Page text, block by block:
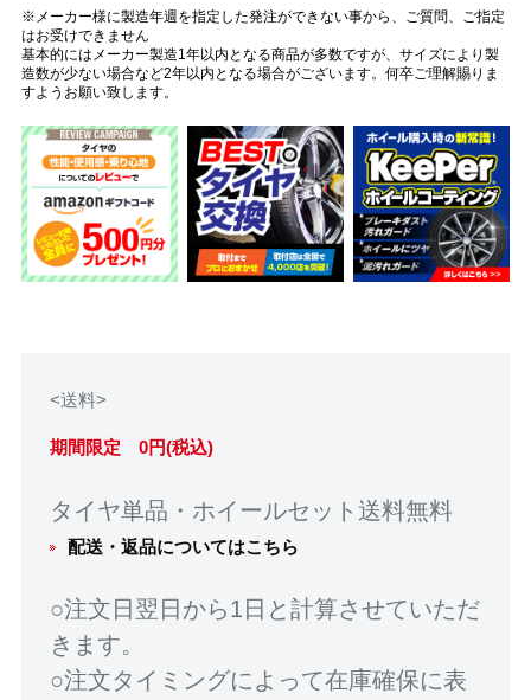
※メーカー様に製造年週を指定した発注ができない事から、ご質問、ご指定
はお受けできません
基本的にはメーカー製造1年以内となる商品が多数ですが、サイズにより製
造数が少ない場合など2年以内となる場合がございます。何卒ご理解賜りま
すようお願い致します。
<送料>
期間限定 0円(税込)
タイヤ単品・ホイールセット送料無料
配送・返品についてはこちら
○注文日翌日から1日と計算させていただ
きます。
○注文タイミングによって在庫確保に表